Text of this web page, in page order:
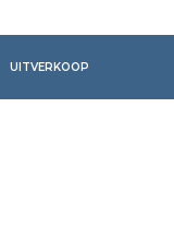
UITVERKOOP